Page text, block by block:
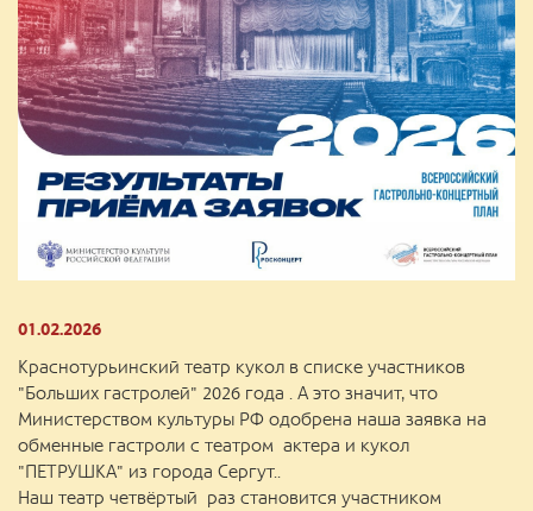
01.02.2026
Краснотурьинский театр кукол в списке участников
"Больших гастролей" 2026 года . А это значит, что
Министерством культуры РФ одобрена наша заявка на
обменные гастроли с театром актера и кукол
"ПЕТРУШКА" из города Сeргут..
Наш театр четвёртый раз становится участником